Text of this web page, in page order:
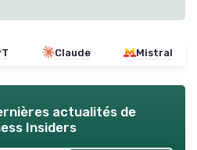
Claude Mistral
actualités de
Insiders